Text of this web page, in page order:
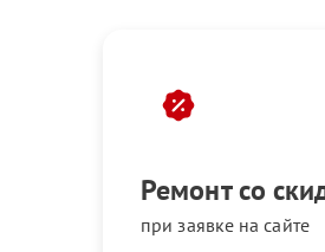
Ремонт со
при заявке на сайте